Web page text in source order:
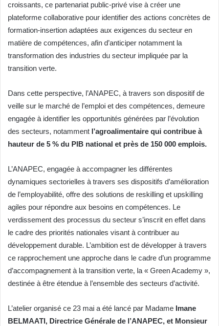
croissants, ce partenariat public-privé vise à créer une
plateforme collaborative pour identifier des actions concrètes de
formation-insertion adaptées aux exigences du secteur en
matière de compétences, afin d’anticiper notamment la
transformation des industries du secteur impliquée par la
transition verte.
Dans cette perspective, l’ANAPEC, à travers son dispositif de
veille sur le marché de l’emploi et des compétences, demeure
engagée à identifier les opportunités générées par l’évolution
des secteurs, notamment l’agroalimentaire qui contribue à
hauteur de 5 % du PIB national et près de 150 000 emplois.
L’ANAPEC, engagée à accompagner les différentes
dynamiques sectorielles à travers ses dispositifs d’amélioration
de l’employabilité, offre des solutions de reskilling et upskilling
agiles pour répondre aux besoins en compétences. Le
verdissement des processus du secteur s’inscrit en effet dans
le cadre des priorités nationales visant à contribuer au
développement durable. L’ambition est de développer à travers
ce rapprochement une approche dans le cadre d’un programme
d’accompagnement à la transition verte, la « Green Academy »,
destinée à être étendue à l’ensemble des secteurs d’activité.
L’atelier organisé ce 23 mai a été lancé par Madame Imane
BELMAATI, Directrice Générale de l’ANAPEC, et Monsieur